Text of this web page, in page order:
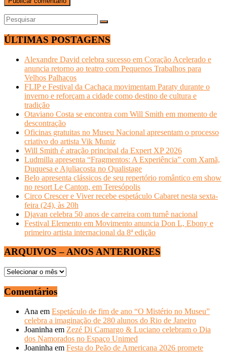
ÚLTIMAS POSTAGENS
Alexandre David celebra sucesso em Coração Acelerado e
anuncia retorno ao teatro com Pequenos Trabalhos para
Velhos Palhaços
FLIP e Festival da Cachaça movimentam Paraty durante o
inverno e reforçam a cidade como destino de cultura e
tradição
Otaviano Costa se encontra com Will Smith em momento de
descontração
Oficinas gratuitas no Museu Nacional apresentam o processo
criativo do artista Vik Muniz
Will Smith é atração principal da Expert XP 2026
Ludmilla apresenta “Fragmentos: A Experiência” com Xamã,
Duquesa e Ajuliacosta no Qualistage
Belo apresenta clássicos de seu repertório romântico em show
no resort Le Canton, em Teresópolis
Circo Crescer e Viver recebe espetáculo Cabaret nesta sexta-
feira (24), às 20h
Djavan celebra 50 anos de carreira com turnê nacional
Festival Elemento em Movimento anuncia Don L, Ebony e
primeiro artista internacional da 8ª edição
ARQUIVOS – ANOS ANTERIORES
ARQUIVOS
ANOS
ANTERIORES
Comentários
Ana em Espetáculo de fim de ano “O Mistério no Museu”
celebra a imaginação de 280 alunos do Rio de Janeiro
Joaninha em Zezé Di Camargo & Luciano celebram o Dia
dos Namorados no Espaço Unimed
Joaninha em Festa do Peão de Americana 2026 promete